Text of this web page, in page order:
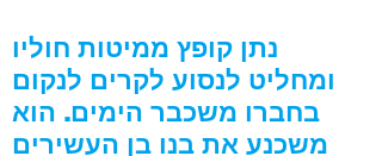
נתן קופץ ממיטות חוליו
ומחליט לנסוע לקרים לנקום
בחברו משכבר הימים. הוא
משכנע את בנו בן העשירים